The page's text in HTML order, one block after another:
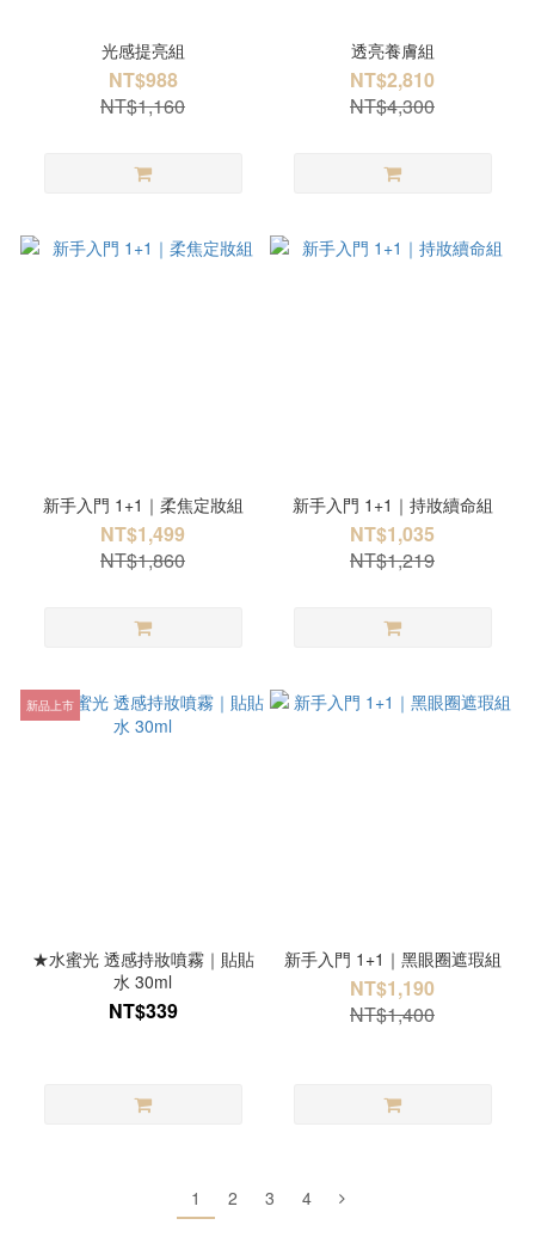
光感提亮組
NT$988
NT$1,160
透亮養膚組
NT$2,810
NT$4,300
新手入門 1+1｜柔焦定妝組
NT$1,499
NT$1,860
新手入門 1+1｜持妝續命組
NT$1,035
NT$1,219
新品上市
★水蜜光 透感持妝噴霧｜貼貼
水 30ml
NT$339
新手入門 1+1｜黑眼圈遮瑕組
NT$1,190
NT$1,400
1 2 3 4